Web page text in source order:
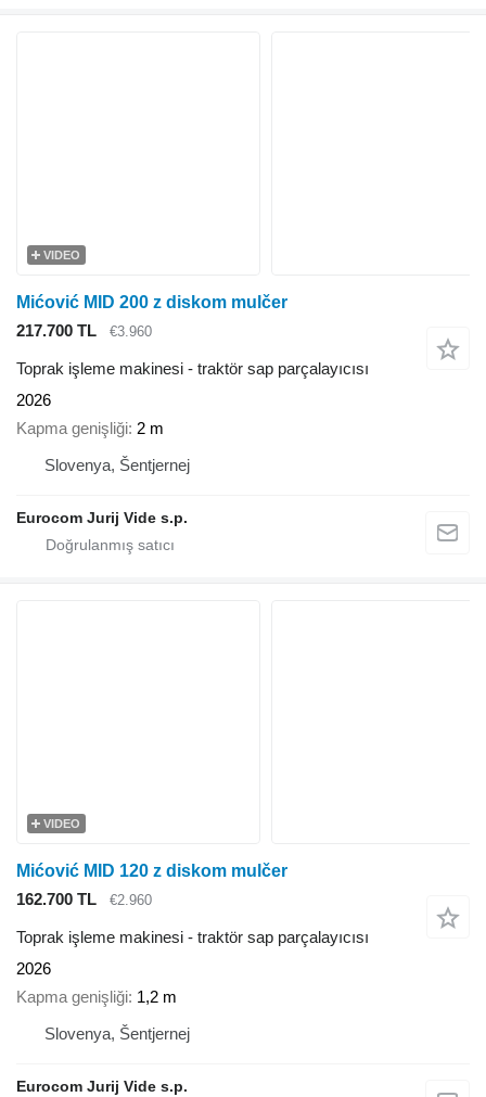
VIDEO
Mićović MID 200 z diskom mulčer
217.700 TL
€3.960
Toprak işleme makinesi - traktör sap parçalayıcısı
2026
Kapma genişliği 2 m
Slovenya, Šentjernej
Eurocom Jurij Vide s.p.
VIDEO
Mićović MID 120 z diskom mulčer
162.700 TL
€2.960
Toprak işleme makinesi - traktör sap parçalayıcısı
2026
Kapma genişliği 1,2 m
Slovenya, Šentjernej
Eurocom Jurij Vide s.p.